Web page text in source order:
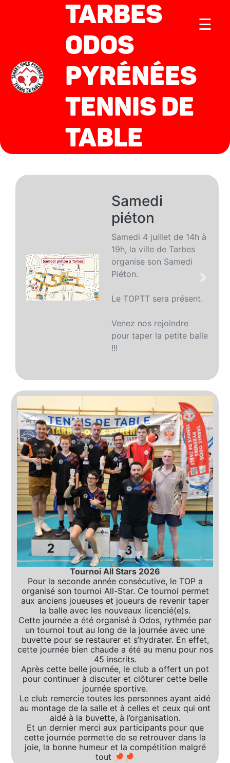
TARBES
ODOS
PYRÉNÉES
TENNIS DE
TABLE
☰
Samedi
piéton
Samedi 4 juillet de 14h à
19h, la ville de Tarbes
organise son Samedi
Piéton.
Le TOPTT sera présent.
Venez nos rejoindre
pour taper la petite balle
!!!
Précédent
Tournoi All Stars 2026
Pour la seconde année consécutive, le TOP a
organisé son tournoi All-Star. Ce tournoi permet
aux anciens joueuses et joueurs de revenir taper
la balle avec les nouveaux licencié(e)s.
Cette journée a été organisé à Odos, rythmée par
un tournoi tout au long de la journée avec une
buvette pour se restaurer et s’hydrater. En effet,
cette journée bien chaude a été au menu pour nos
45 inscrits.
Après cette belle journée, le club a offert un pot
pour continuer à discuter et clôturer cette belle
journée sportive.
Le club remercie toutes les personnes ayant aidé
au montage de la salle et à celles et ceux qui ont
aidé à la buvette, à l’organisation.
Et un dernier merci aux participants pour que
cette journée permette de se retrouver dans la
joie, la bonne humeur et la compétition malgré
tout 🏓🏓